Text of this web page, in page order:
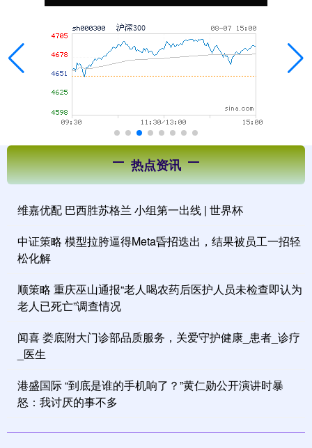
热点资讯
维嘉优配 巴西胜苏格兰 小组第一出线 | 世界杯
中证策略 模型拉胯逼得Meta昏招迭出，结果被员工一招轻
松化解
顺策略 重庆巫山通报“老人喝农药后医护人员未检查即认为
老人已死亡”调查情况
闻喜 娄底附大门诊部品质服务，关爱守护健康_患者_诊疗
_医生
港盛国际 “到底是谁的手机响了？”黄仁勋公开演讲时暴
怒：我讨厌的事不多